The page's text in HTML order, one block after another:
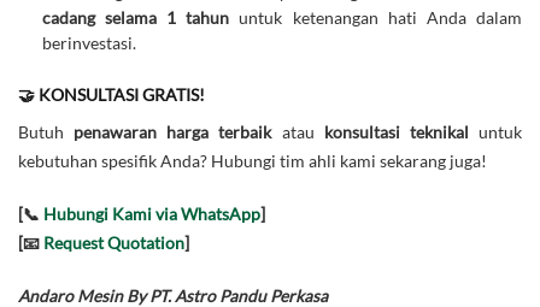
cadang selama 1 tahun untuk ketenangan hati Anda dalam
berinvestasi.
🤝 KONSULTASI GRATIS!
Butuh penawaran harga terbaikatau konsultasi teknikal untuk
kebutuhan spesifik Anda? Hubungi tim ahli kami sekarang juga!
[📞 Hubungi Kami via WhatsApp]
[📧 Request Quotation]
Andaro Mesin By PT. Astro Pandu Perkasa